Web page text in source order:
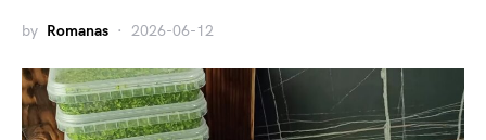
by Romanas 2026-06-12